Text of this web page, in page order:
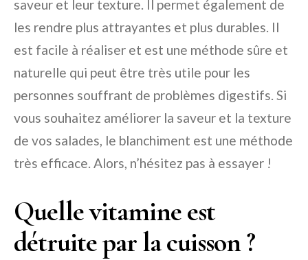
saveur et leur texture. Il permet également de
les rendre plus attrayantes et plus durables. Il
est facile à réaliser et est une méthode sûre et
naturelle qui peut être très utile pour les
personnes souffrant de problèmes digestifs. Si
vous souhaitez améliorer la saveur et la texture
de vos salades, le blanchiment est une méthode
très efficace. Alors, n’hésitez pas à essayer !
Quelle vitamine est
détruite par la cuisson ?